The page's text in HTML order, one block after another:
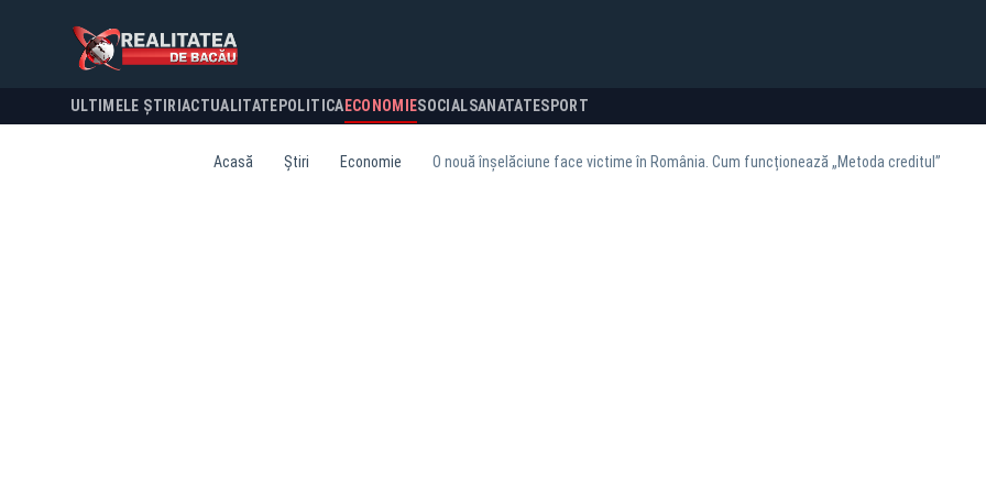
ULTIMELE ȘTIRI ACTUALITATE POLITICA ECONOMIESOCIALSANATATESPORT
Acasă Știri Economie O nouă înșelăciune face victime în România. Cum funcționează „Metoda creditul”